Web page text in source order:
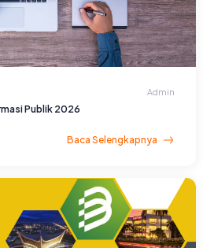
Admin
Publik 2026
Baca Selengkapnya